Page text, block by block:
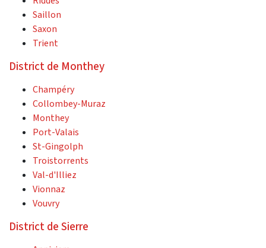
Saillon
Saxon
Trient
District de Monthey
Champéry
Collombey-Muraz
Monthey
Port-Valais
St-Gingolph
Troistorrents
Val-d'Illiez
Vionnaz
Vouvry
District de Sierre